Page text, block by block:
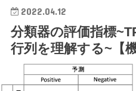
2022.04.12
分類器の評価指標
行列を理解する~【